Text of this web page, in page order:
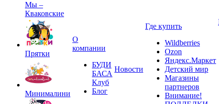
Мы –
Кваковские
Прятки
Минималини
О
компании
БУДИ
БАСА
Клуб
Блог
Новости
Где купить
Wildberries
Ozon
Яндекс.Маркет
Детский мир
Магазины
партнеров
Внимание!